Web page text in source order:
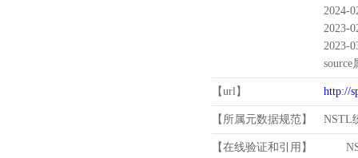
2024-
2023-
2023-
source
【url】 http://
【所属元数据规范】 NSTL
【在线验证和引用】